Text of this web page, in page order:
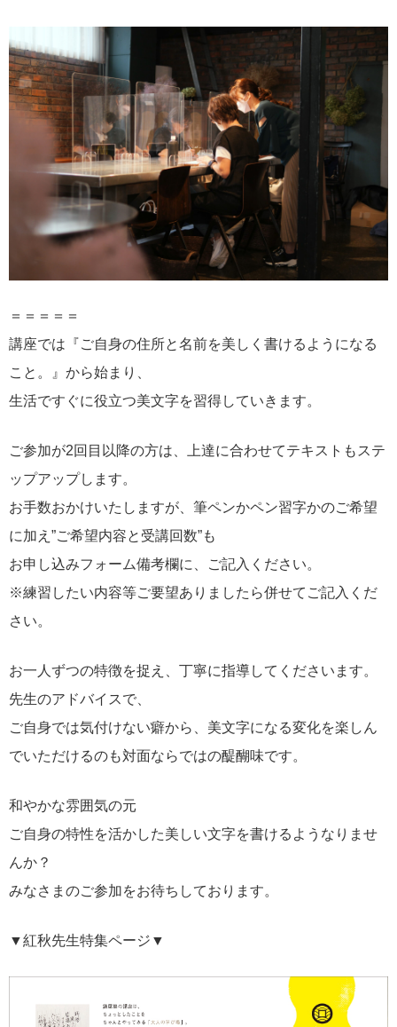
＝＝＝＝＝
講座では『ご自身の住所と名前を美しく書けるようになる
こと。』から始まり、
生活ですぐに役立つ美文字を習得していきます。
ご参加が2回目以降の方は、上達に合わせてテキストもステ
ップアップします。
お手数おかけいたしますが、筆ペンかペン習字かのご希望
に加え”ご希望内容と受講回数”も
お申し込みフォーム備考欄に、ご記入ください。
※練習したい内容等ご要望ありましたら併せてご記入くだ
さい。
お一人ずつの特徴を捉え、丁寧に指導してくださいます。
先生のアドバイスで、
ご自身では気付けない癖から、美文字になる変化を楽しん
でいただけるのも対面ならではの醍醐味です。
和やかな雰囲気の元
ご自身の特性を活かした美しい文字を書けるようなりませ
んか？
みなさまのご参加をお待ちしております。
▼紅秋先生特集ページ▼